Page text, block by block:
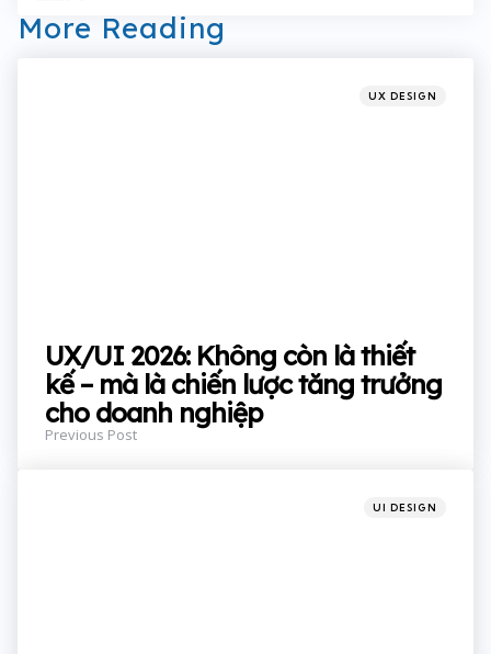
More Reading
Post
Posted
UX DESIGN
UX/UI 2026: Không còn là thiết
kế – mà là chiến lược tăng trưởng
cho doanh nghiệp
Previous Post
Posted
UI DESIGN